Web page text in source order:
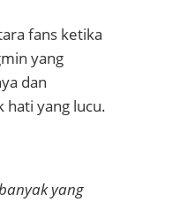
fans ketika
yang
dan
hati yang lucu.
yang